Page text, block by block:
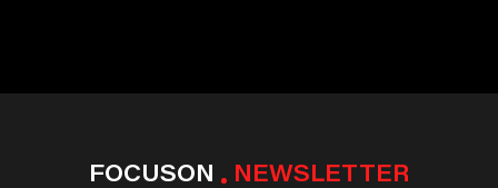
FOCUSON NEWSLETTER